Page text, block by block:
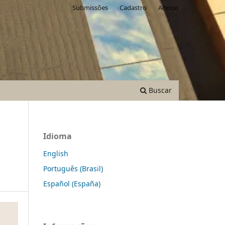
Buscar
Submissões Cadastro Acesso
Idioma
English
Português (Brasil)
Español (España)